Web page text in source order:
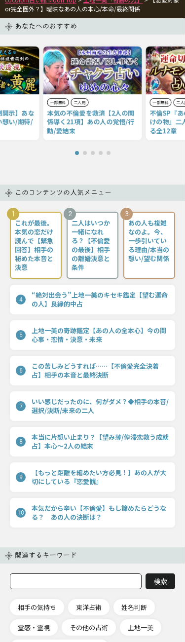
or完全圏外？】曖昧なあの人の本心/本命/最終関係
あなたへのおすすめ
示】あな
想い/期待/
一部無料 二人用
本気の不倫愛を救済【2人の関
係導く21項】あの人の覚悟/行
動/愛結末
一部無料 二人用
不倫SP『
けの物』二
る全12章
このコンテンツの人気メニュー
1
これが最後。
本気の恋だけ
読んで【緊急
回答】相手の
秘めた本音と
決意
2
二人はいつか
一緒になれ
る？【不倫愛
の最後】相手
の離婚決意と
条件
3
あの人も複雑
なのよ。今、
一歩引いてい
る理由/本当の
想い/望む関係
4
“絶対出会う”上地一美のキセキ鑑定【望む運命
の人】良縁的中占
5
上地一美の奇跡鑑定【あの人の全本心】今の関
心事・恋情・決意・未来
6
この苦しみどうすれば……【不倫愛完全決着
占】相手の本音と最終決断
7
いい感じだったのに、何がダメ？◆相手の本音/
選択/決断/未来の二人
8
本当に片想い止まり？【望み薄/停滞恋救う成就
占】本心〜2人の結末
9
【もっと距離を縮めたい方必見！】あの人が大
切にしている『恋愛観』
10
本気だから辛い【不倫愛】もし諦めたらどうな
る？ あの人の決断は？
関連するキーワード
相手の気持ち 東洋占術 姓名判断
霊感・霊視 その他の占術 上地一美